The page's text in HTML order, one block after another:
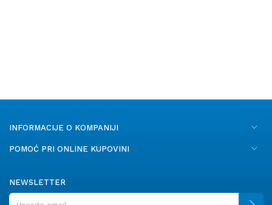
INFORMACIJE O KOMPANIJI
POMOĆ PRI ONLINE KUPOVINI
NEWSLETTER